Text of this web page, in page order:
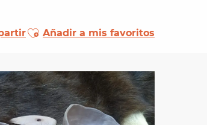
Ajouter aux favoris
Añadir a mis favoritos